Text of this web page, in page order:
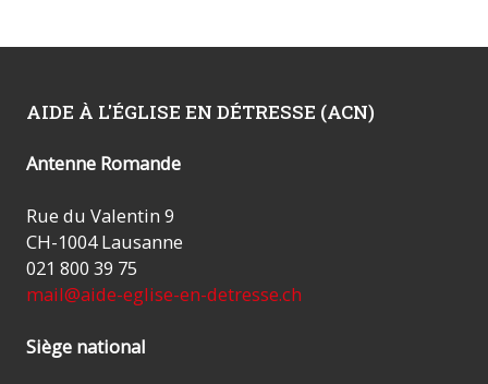
AIDE À L'ÉGLISE EN DÉTRESSE (ACN)
Antenne Romande
Rue du Valentin 9
CH-1004 Lausanne
021 800 39 75
mail@aide-eglise-en-detresse.ch
Siège national